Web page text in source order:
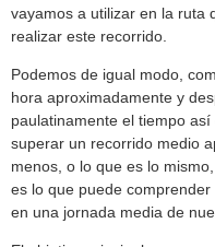
vayamos a utilizar en la ruta
realizar este recorrido.
Podemos de igual modo,
hora aproximadamente y
paulatinamente el tiempo
superar un recorrido medio
menos, o lo que es lo
es lo que puede
en una jornada media de